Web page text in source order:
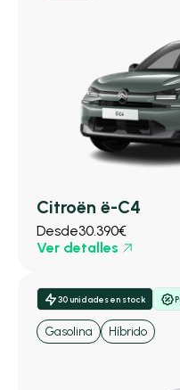
Citroën ë-C4
Desde30.390€
Ver detalles
30 unidades en stock
Gasolina Híbrido